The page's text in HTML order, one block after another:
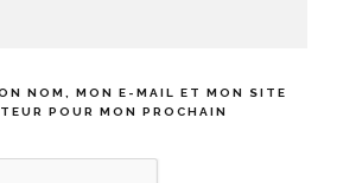
NOM, MON E-MAIL ET MON SITE
POUR MON PROCHAIN